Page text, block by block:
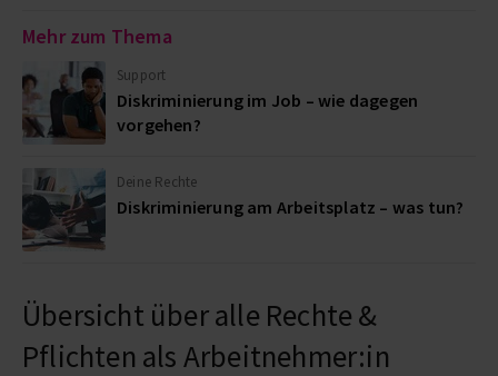
Mehr zum Thema
Support
Diskriminierung im Job – wie dagegen
vorgehen?
Deine Rechte
Diskriminierung am Arbeitsplatz – was tun?
Übersicht über alle Rechte &
Pflichten als Arbeitnehmer:in